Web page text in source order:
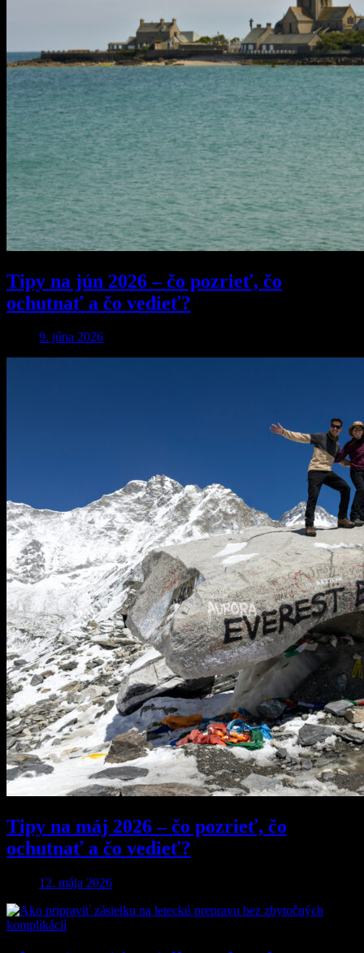
Tipy na jún 2026 – čo pozrieť, čo
ochutnať a čo vedieť?
9. júna 2026
Tipy na máj 2026 – čo pozrieť, čo
ochutnať a čo vedieť?
12. mája 2026